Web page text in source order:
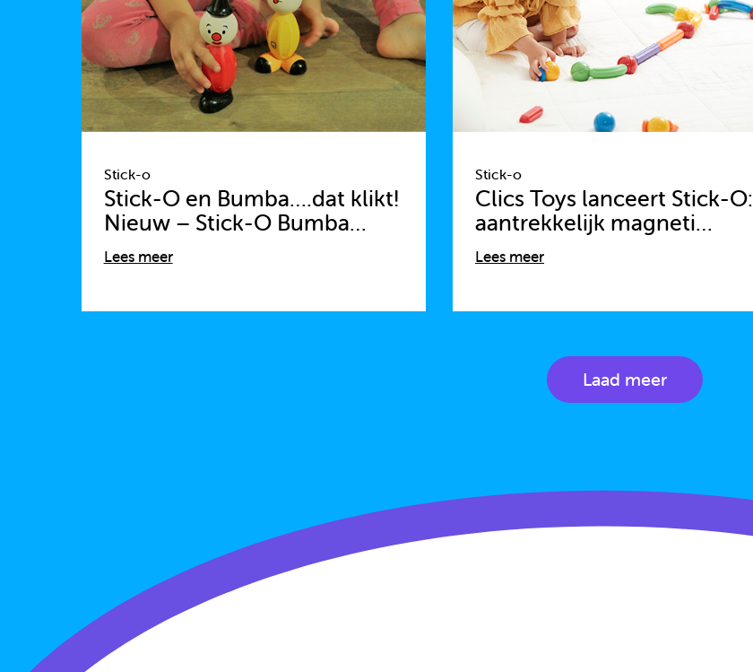
Stick-o
Stick-O en Bumba….dat klikt!
Nieuw – Stick-O Bumba…
Lees meer
Stick-o
Clics Toys lanceert Stick-O:
aantrekkelijk magneti…
Lees meer
Laad meer